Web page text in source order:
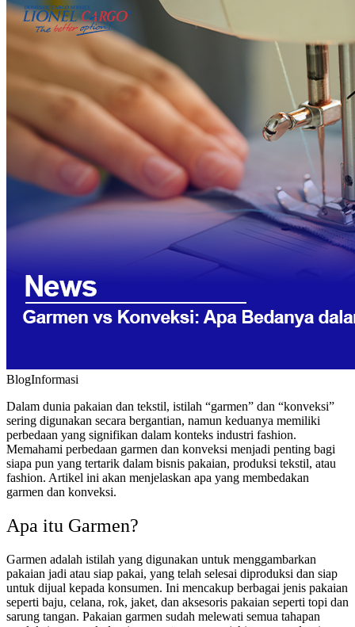
BlogInformasi
Dalam dunia pakaian dan tekstil, istilah “garmen” dan “konveksi”
sering digunakan secara bergantian, namun keduanya memiliki
perbedaan yang signifikan dalam konteks industri fashion.
Memahami perbedaan garmen dan konveksi menjadi penting bagi
siapa pun yang tertarik dalam bisnis pakaian, produksi tekstil, atau
fashion. Artikel ini akan menjelaskan apa yang membedakan
garmen dan konveksi.
Apa itu Garmen?
Garmen adalah istilah yang digunakan untuk menggambarkan
pakaian jadi atau siap pakai, yang telah selesai diproduksi dan siap
untuk dijual kepada konsumen. Ini mencakup berbagai jenis pakaian
seperti baju, celana, rok, jaket, dan aksesoris pakaian seperti topi dan
sarung tangan. Pakaian garmen sudah melewati semua tahapan